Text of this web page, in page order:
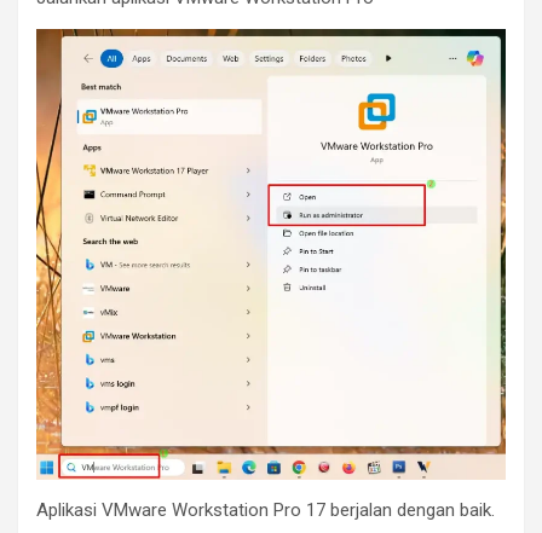
Aplikasi VMware Workstation Pro 17 berjalan dengan baik.